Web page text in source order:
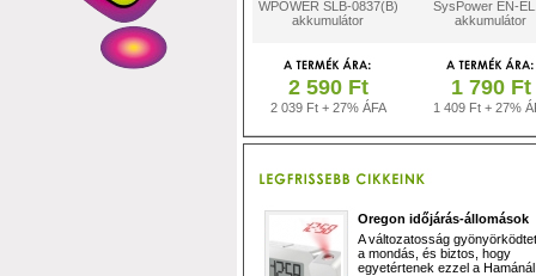
WPOWER SLB-0837(B)
akkumulátor
SysPower EN-
akkumulátor
2 590 Ft
2 039 Ft + 27% ÁFA
1 790 Ft
1 409 Ft + 27%
Oregon időjárás-állomások
A változatosság
a mondás, és biztos, hogy
egyetértenek ezzel a